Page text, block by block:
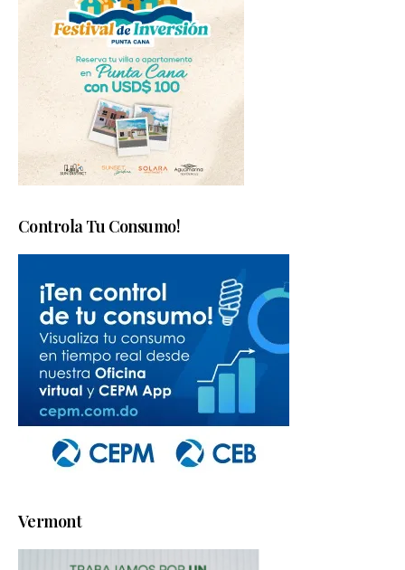
Controla Tu Consumo!
Vermont